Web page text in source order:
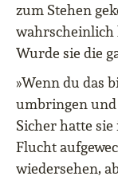
zum Stehen
wahrscheinlich
Wurde sie die
»Wenn du das
umbringen und
Sicher hatte
Flucht
wiedersehen,